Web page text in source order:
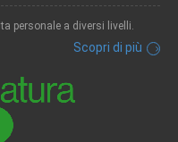
personale a diversi livelli.
Scopri di più